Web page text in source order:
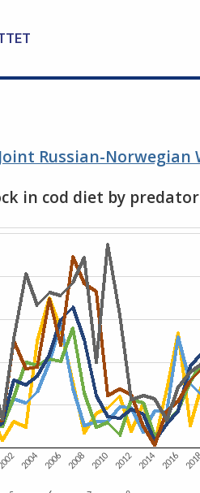
Russian-Norwegian
in cod diet by
Stopp